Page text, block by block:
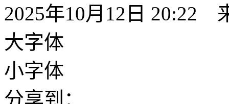
2025年10月12日 20:22
大字体
小字体
分享到：